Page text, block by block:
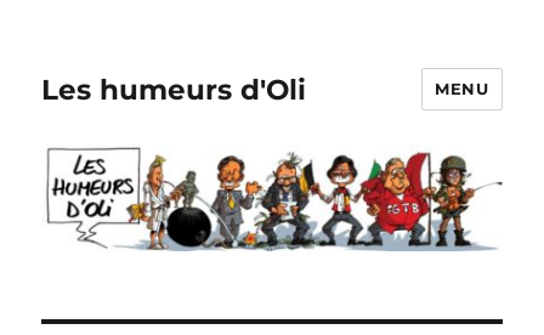
Les humeurs d'Oli MENU